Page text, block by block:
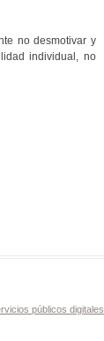
no desmotivar y
individual, no
públicos digitales